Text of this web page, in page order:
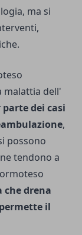
ma si
malattia dell'
dei casi
,
possono
tendono a
drena
il